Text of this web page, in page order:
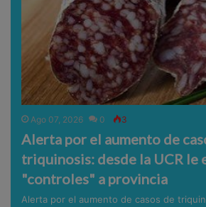
Ago 07, 2026 0 3
Alerta por el aumento de
triquinosis: desde la UCR le
"controles" a provincia
Alerta por el aumento de casos de